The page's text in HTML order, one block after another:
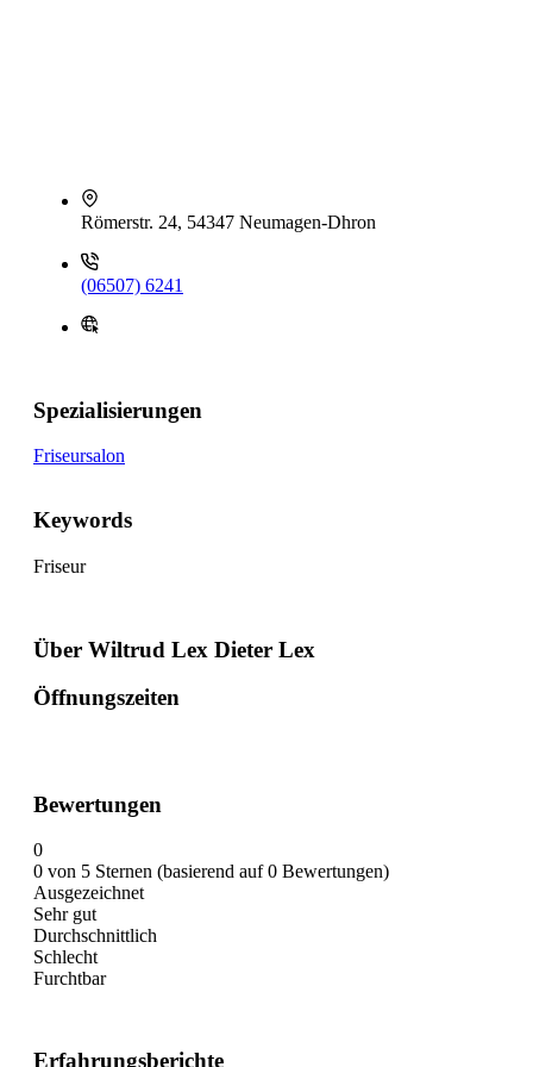
Römerstr. 24, 54347 Neumagen-Dhron
(06507) 6241
Spezialisierungen
Friseursalon
Keywords
Friseur
Über Wiltrud Lex Dieter Lex
Öffnungszeiten
Bewertungen
0
0 von 5 Sternen (basierend auf 0 Bewertungen)
Ausgezeichnet
Sehr gut
Durchschnittlich
Schlecht
Furchtbar
Erfahrungsberichte